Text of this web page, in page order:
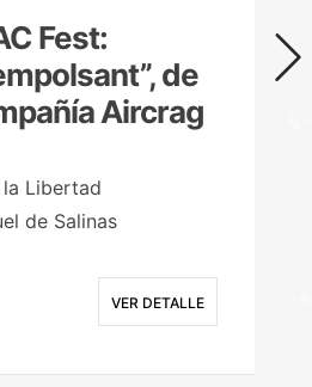
Fest:
de
Aircrag
Libertad
de Salinas
VER DETALLE